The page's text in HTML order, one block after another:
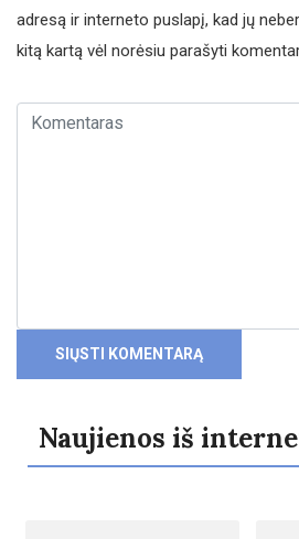
adresą ir interneto puslapį, kad jų
kitą kartą vėl norėsiu parašyti
Naujienos iš